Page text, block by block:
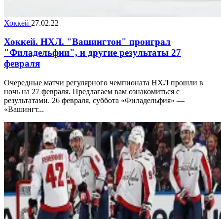
Хоккей 27.02.22
Хоккей. НХЛ. "Вашингтон" проиграл
"Филадельфии", и другие результаты 27
февраля
Очередные матчи регулярного чемпионата НХЛ прошли в
ночь на 27 февраля. Предлагаем вам ознакомиться с
результатами. 26 февраля, суббота «Филадельфия» —
«Вашингт...